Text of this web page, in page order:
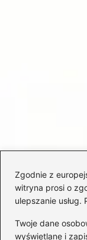
Zgodnie z
witryna prosi o
ulepszanie
Twoje dane
wyświetlane i